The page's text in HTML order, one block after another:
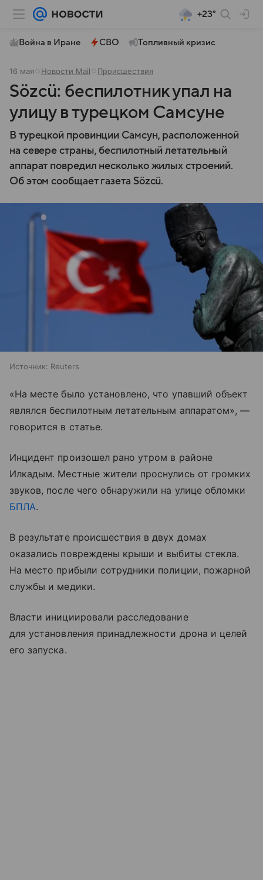
+23°
Война в Иране СВО Топливный кризис
16 мая Новости Mail Происшествия
Sözcü: беспилотник упал на
улицу в турецком Самсуне
В турецкой провинции Самсун, расположенной
на севере страны, беспилотный летательный
аппарат повредил несколько жилых строений.
Об этом сообщает газета Sözcü.
Источник: Reuters
«На месте было установлено, что упавший объект
являлся беспилотным летательным аппаратом», —
говорится в статье.
Инцидент произошел рано утром в районе
Илкадым. Местные жители проснулись от громких
звуков, после чего обнаружили на улице обломки
БПЛА.
В результате происшествия в двух домах
оказались повреждены крыши и выбиты стекла.
На место прибыли сотрудники полиции, пожарной
службы и медики.
Власти инициировали расследование
для установления принадлежности дрона и целей
его запуска.